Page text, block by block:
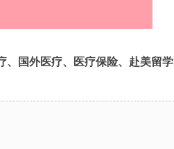
、国外医疗、医疗保险、赴美留学